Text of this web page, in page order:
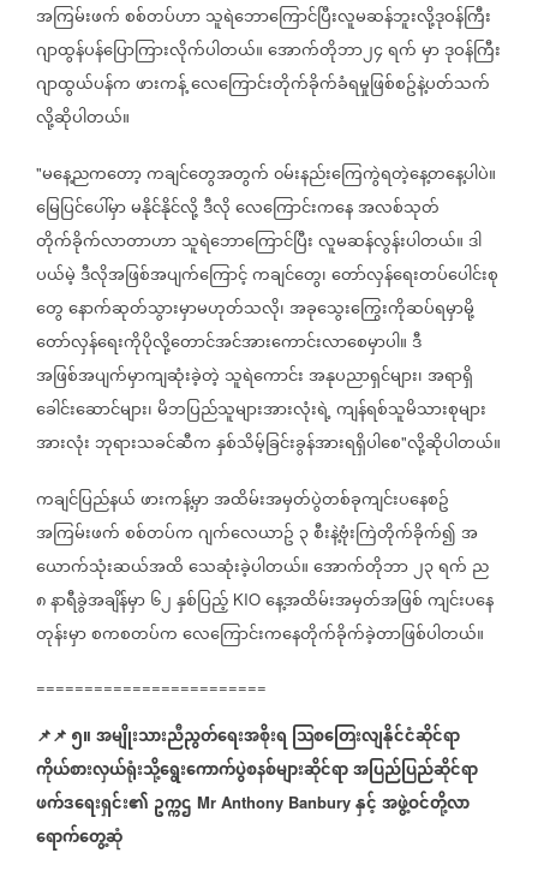
အကြမ်းဖက်စစ်တပ်ဟာသူရဲဘောကြောင်ပြီးလူမဆန်ဘူးလို့ဒုဝန်ကြီး
ဂျာထွန်ပန်ပြောကြားလိုက်ပါတယ်။အောက်တိုဘာ၂၄ရက်မှာဒုဝန်ကြီး
ဂျာထွယ်ပန်ကဖားကန့်လေကြောင်းတိုက်ခိုက်ခံရမှုဖြစ်စဥ်နဲ့ပတ်သက်
လို့ဆိုပါတယ်။
"မနေ့ညကတော့ကချင်တွေအတွက်၀မ်းနည်းကြေကွဲရတဲ့နေ့တနေ့ပါပဲ။
မြေပြင်ပေါ်မှာမနိုင်နိုင်လို့ဒီလိုလေကြောင်းကနေအလစ်သုတ်
တိုက်ခိုက်လာတာဟာသူရဲဘောကြောင်ပြီးလူမဆန်လွန်းပါတယ်။ဒါ
ပယ်မဲ့ဒီလိုအဖြစ်အပျက်ကြောင့်ကချင်တွေ၊တော်လှန်ရေးတပ်ပေါင်းစု
တွေနောက်ဆုတ်သွားမှာမဟုတ်သလို၊အခုသွေးကြွေးကိုဆပ်ရမှာမို့
တော်လှန်ရေးကိုပိုလို့တောင်အင်အားကောင်းလာစေမှာပါ။ဒီ
အဖြစ်အပျက်မှာကျဆုံးခဲ့တဲ့ သူရဲကောင်းအနုပညာရှင်များ၊အရာရှိ
ခေါင်းဆောင်များ၊မိဘပြည်သူများအားလုံးရဲ့ကျန်ရစ်သူမိသားစုများ
အားလုံး ဘုရားသခင်ဆီကနှစ်သိမ့်ခြင်းခွန်အားရရှိပါစေ"လို့ဆိုပါတယ်။
ကချင်ပြည်နယ်ဖားကန့်မှာအထိမ်းအမှတ်ပွဲတစ်ခုကျင်းပနေစဥ်
အကြမ်းဖက်စစ်တပ်ကဂျက်လေယာဥ် ၃စီးနဲ့ဗုံးကြဲတိုက်ခိုက်၍အ
ယောက်သုံးဆယ်အထိသေဆုံးခဲ့ပါတယ်။အောက်တိုဘာ၂၃ရက် ည
၈နာရီခွဲအချိန်မှာ၆၂နှစ်ပြည့် KIO နေ့အထိမ်းအမှတ်အဖြစ်ကျင်းပနေ
တုန်းမှာစကစတပ်ကလေကြောင်းကနေတိုက်ခိုက်ခဲ့တာဖြစ်ပါတယ်။
========================
📌📌၅။အမျိုးသားညီညွတ်ရေးအစိုးရ သြစတြေးလျနိုင်ငံဆိုင်ရာ
ကိုယ်စားလှယ်ရုံးသို့ရွေးကောက်ပွဲစနစ်များဆိုင်ရာအပြည်ပြည်ဆိုင်ရာ
ဖက်ဒရေးရှင်း၏ ဥက္ကဌ Mr Anthony Banbury နှင့်အဖွဲ့ဝင်တို့လာ
ရောက်တွေ့ဆုံ